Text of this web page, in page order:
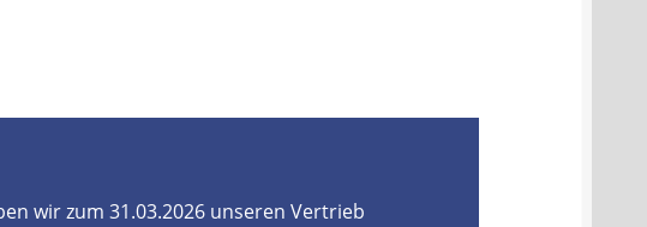
wir zum 31.03.2026 unseren Vertrieb